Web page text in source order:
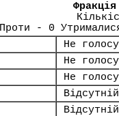
- 0
Не
Не
Не
Відсутній
Відсутній